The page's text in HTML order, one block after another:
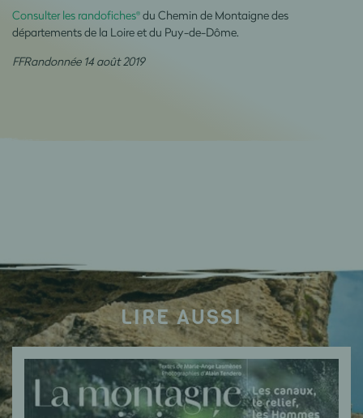
Consulter les randofiches® du Chemin de Montaigne des
départements de la Loire et du Puy-de-Dôme.
FFRandonnée 14 août 2019
LIRE AUSSI